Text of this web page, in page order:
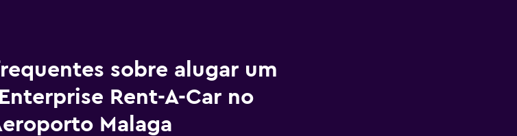
sobre alugar um
Rent-A-Car no
Malaga